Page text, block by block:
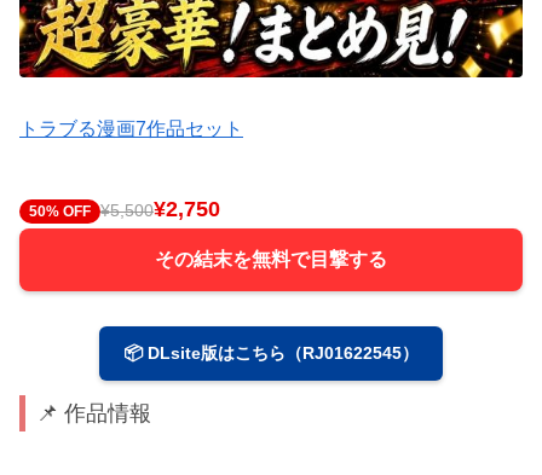
トラブる漫画7作品セット
50% OFF ¥5,500¥2,750
その結末を無料で目撃する
📦 DLsite版はこちら（RJ01622545）
📌 作品情報